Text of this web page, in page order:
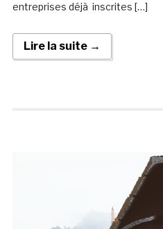
entreprises déjà inscrites […]
Lire la suite →